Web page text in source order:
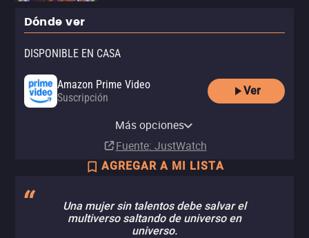
Dónde ver
DISPONIBLE EN CASA
Amazon Prime Video
Suscripción
Ver
Amazon Video
Apple TV Store
Claro video
Más opciones
Fuente: JustWatch
AGREGAR A MI LISTA
Una mujer sin talentos debe salvar el
multiverso saltando de universo en
universo.